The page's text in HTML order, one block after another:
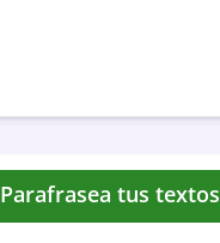
Parafrasea tus textos